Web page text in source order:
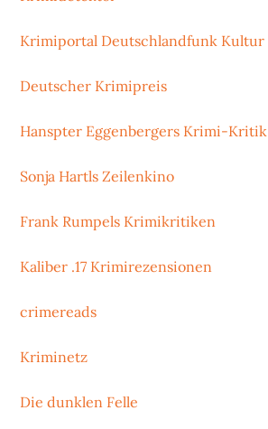
Krimiportal Deutschlandfunk Kultur
Deutscher Krimipreis
Hanspter Eggenbergers Krimi-Kritik
Sonja Hartls Zeilenkino
Frank Rumpels Krimikritiken
Kaliber .17 Krimirezensionen
crimereads
Kriminetz
Die dunklen Felle